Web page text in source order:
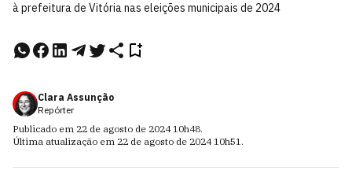
à prefeitura de Vitória nas eleições municipais de 2024
Clara Assunção
Repórter
Publicado em 22 de agosto de 2024 10h48.
Última atualização em 22 de agosto de 2024 10h51.